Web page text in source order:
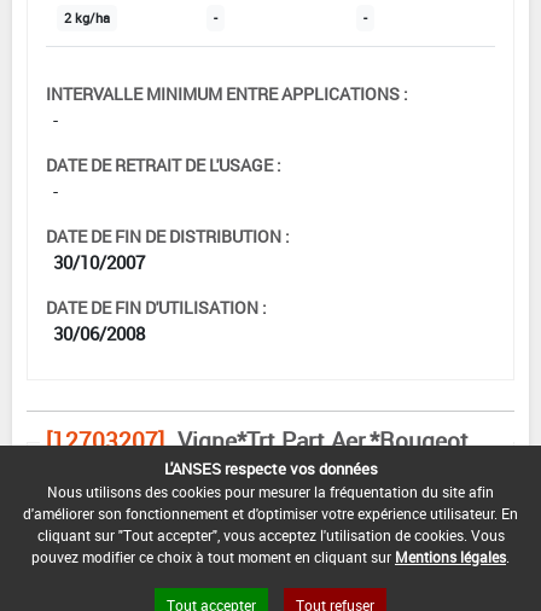
2 kg/ha - -
INTERVALLE MINIMUM ENTRE APPLICATIONS :
-
DATE DE RETRAIT DE L'USAGE :
-
DATE DE FIN DE DISTRIBUTION :
30/10/2007
DATE DE FIN D'UTILISATION :
30/06/2008
[12703207] Vigne*Trt Part.Aer.*Rougeot
DOSE MAX
D'EMPLOI
NOMBRE MAX
D'APPLICATION
DÉLAIS AVANT
RÉCOLTE
2 kg/ha - -
L'ANSES respecte vos données
Nous utilisons des cookies pour mesurer la fréquentation du site afin
d'améliorer son fonctionnement et d'optimiser votre expérience utilisateur. En
cliquant sur "Tout accepter", vous acceptez l'utilisation de cookies. Vous
pouvez modifier ce choix à tout moment en cliquant sur Mentions légales
Tout accepter Tout refuser